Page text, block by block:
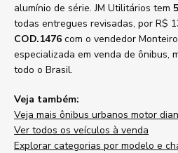
alumínio de série. JM Utilitários tem
todas entregues revisadas, por R$
COD.1476 com o vendedor
especializada em venda de ônibus,
todo o Brasil.
Veja também:
Veja mais ônibus urbanos motor
Ver todos os veículos à venda
Explorar categorias por modelo e